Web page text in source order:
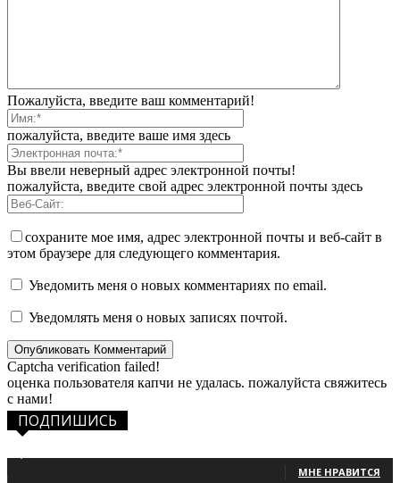
Пожалуйста, введите ваш комментарий!
пожалуйста, введите ваше имя здесь
Вы ввели неверный адрес электронной почты!
пожалуйста, введите свой адрес электронной почты здесь
сохраните мое имя, адрес электронной почты и веб-сайт в
этом браузере для следующего комментария.
Уведомить меня о новых комментариях по email.
Уведомлять меня о новых записях почтой.
Captcha verification failed!
оценка пользователя капчи не удалась. пожалуйста свяжитесь
с нами!
ПОДПИШИСЬ
МНЕ НРАВИТСЯ